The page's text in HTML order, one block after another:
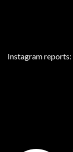
Instagram reports: